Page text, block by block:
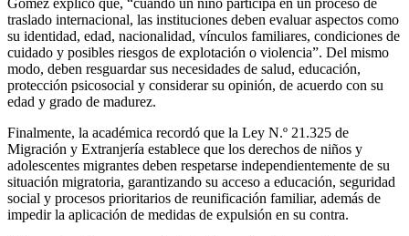
traslado internacional, las instituciones deben evaluar aspectos como
su identidad, edad, nacionalidad, vínculos familiares, condiciones de
cuidado y posibles riesgos de explotación o violencia”. Del mismo
modo, deben resguardar sus necesidades de salud, educación,
protección psicosocial y considerar su opinión, de acuerdo con su
edad y grado de madurez.
Finalmente, la académica recordó que la Ley N.º 21.325 de
Migración y Extranjería establece que los derechos de niños y
adolescentes migrantes deben respetarse independientemente de su
situación migratoria, garantizando su acceso a educación, seguridad
social y procesos prioritarios de reunificación familiar, además de
impedir la aplicación de medidas de expulsión en su contra.